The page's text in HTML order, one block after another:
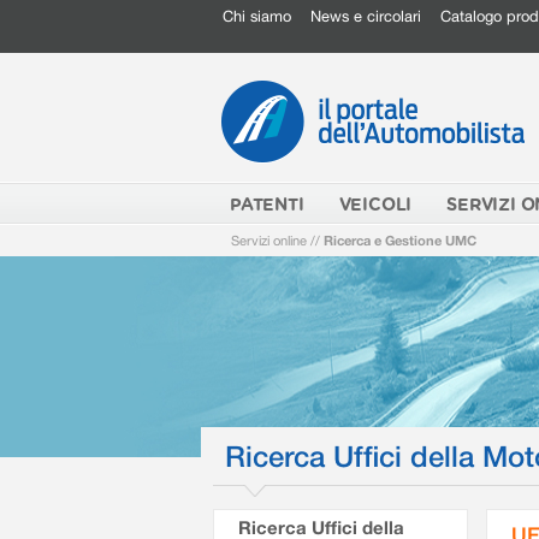
Chi siamo News e circolari Catalogo
PATENTI VEICOLI SERVIZI
Servizi online // Ricerca e Gestione UMC
Ricerca Uffici della
Ricerca Uffici della